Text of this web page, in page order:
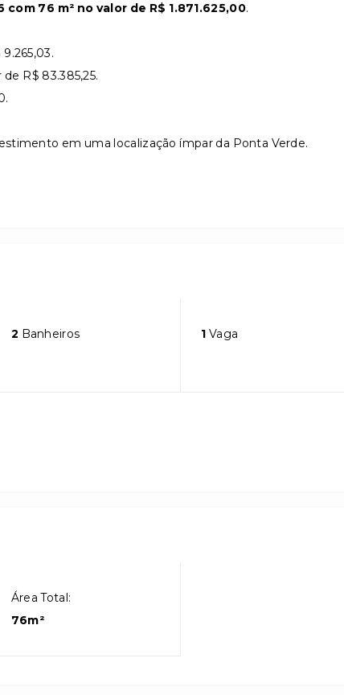
76 m² no valor de R$ 1.871.625,00.
R$ 83.385,25.
em uma localização ímpar da Ponta Verde.
2 Banheiros 1 Vaga
Área Total:
76m²